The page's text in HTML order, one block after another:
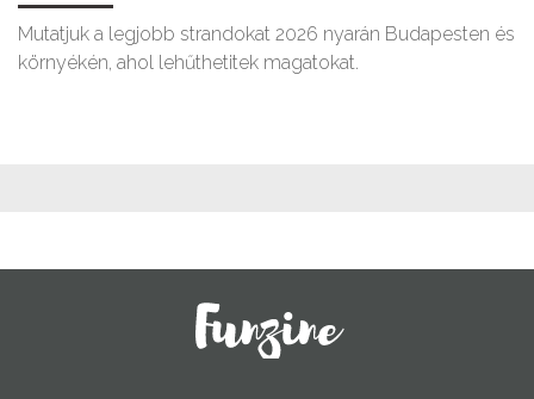
Mutatjuk a legjobb strandokat 2026 nyarán Budapesten és
környékén, ahol lehűthetitek magatokat.